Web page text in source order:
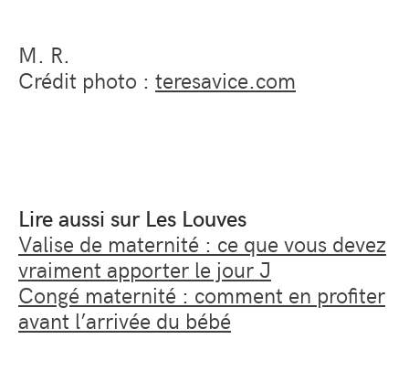
M. R.
Crédit photo : teresavice.com
Lire aussi sur Les Louves
Valise de maternité : ce que vous devez
vraiment apporter le jour J
Congé maternité : comment en profiter
avant l’arrivée du bébé